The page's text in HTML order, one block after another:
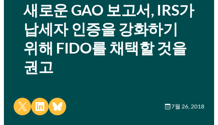
새로운 GAO 보고서, IRS가
납세자 인증을 강화하기
위해 FIDO를 채택할 것을
권고
Share on X Share on LinkedIn
Share on Bluesky 7월 26, 2018